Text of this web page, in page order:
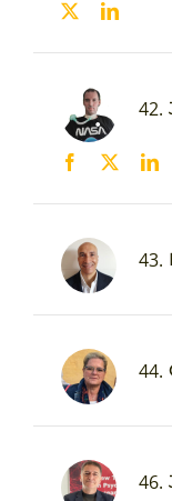
42.
43.
44.
46.